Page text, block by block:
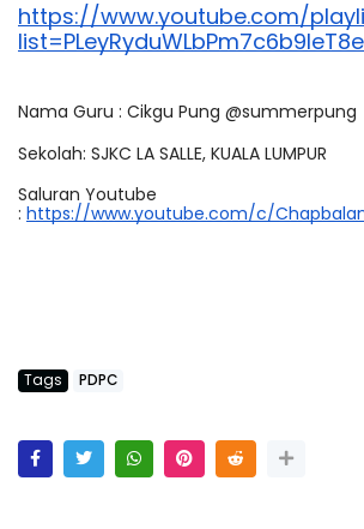
https://www.youtube.com/
Nama Guru : Cikgu Pung @summerpung
Sekolah: SJKC LA SALLE, KUALA LUMPUR
Saluran Youtube
: https://www.youtube.com/c/
Tags PDPC